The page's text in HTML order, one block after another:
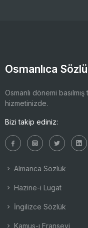
Osmanlıca
Osmanlı dönemi
hizmetinizde.
Bizi takip ediniz:
Almanca Sözlük
Hazine-i Lugat
İngilizce Sözlük
Kamus-ı Fransevi